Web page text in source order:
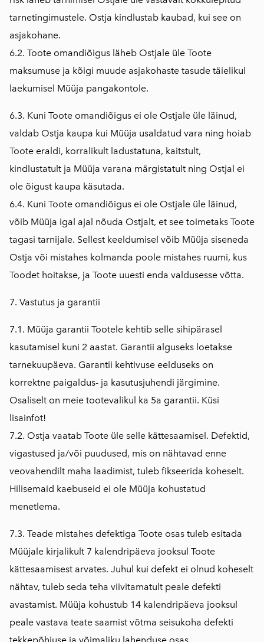
tarnetingimustele. Ostja kindlustab kaubad, kui see on
asjakohane.
6.2. Toote omandiõigus läheb Ostjale üle Toote
maksumuse ja kõigi muude asjakohaste tasude täielikul
laekumisel Müüja pangakontole.
6.3. Kuni Toote omandiõigus ei ole Ostjale üle läinud,
valdab Ostja kaupa kui Müüja usaldatud vara ning hoiab
Toote eraldi, korralikult ladustatuna, kaitstult,
kindlustatult ja Müüja varana märgistatult ning Ostjal ei
ole õigust kaupa käsutada.
6.4. Kuni Toote omandiõigus ei ole Ostjale üle läinud,
võib Müüja igal ajal nõuda Ostjalt, et see toimetaks Toote
tagasi tarnijale. Sellest keeldumisel võib Müüja siseneda
Ostja või mistahes kolmanda poole mistahes ruumi, kus
Toodet hoitakse, ja Toote uuesti enda valdusesse võtta.
7. Vastutus ja garantii
7.1. Müüja garantii Tootele kehtib selle sihipärasel
kasutamisel kuni 2 aastat. Garantii alguseks loetakse
tarnekuupäeva. Garantii kehtivuse eelduseks on
korrektne paigaldus- ja kasutusjuhendi järgimine.
Osaliselt on meie tootevalikul ka 5a garantii. Küsi
lisainfot!
7.2. Ostja vaatab Toote üle selle kättesaamisel. Defektid,
vigastused ja/või puudused, mis on nähtavad enne
veovahendilt maha laadimist, tuleb fikseerida koheselt.
Hilisemaid kaebuseid ei ole Müüja kohustatud
menetlema.
7.3. Teade mistahes defektiga Toote osas tuleb esitada
Müüjale kirjalikult 7 kalendripäeva jooksul Toote
kättesaamisest arvates. Juhul kui defekt ei olnud koheselt
nähtav, tuleb seda teha viivitamatult peale defekti
avastamist. Müüja kohustub 14 kalendripäeva jooksul
peale vastava teate saamist võtma seisukoha defekti